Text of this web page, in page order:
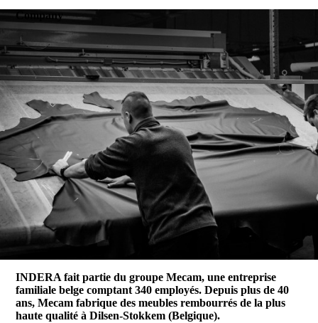
Skip
main
content
Company
INDERA fait partie du groupe Mecam, une entreprise
familiale belge comptant 340 employés. Depuis plus de 40
ans, Mecam fabrique des meubles rembourrés de la plus
haute qualité à Dilsen-Stokkem (Belgique).